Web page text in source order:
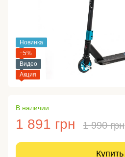
Новинка
−5%
Видео
Акция
В наличии
1 891 грн 1 990 грн
Купить